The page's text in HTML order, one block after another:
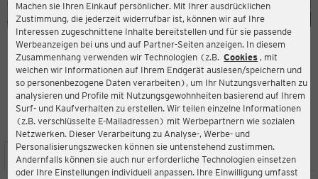
Machen sie Ihren Einkauf persönlicher. Mit Ihrer ausdrücklichen
Zustimmung, die jederzeit widerrufbar ist, können wir auf Ihre
Interessen zugeschnittene Inhalte bereitstellen und für sie passende
Werbeanzeigen bei uns und auf Partner-Seiten anzeigen. In diesem
Zusammenhang verwenden wir Technologien (z.B. Cookies , mit
welchen wir Informationen auf Ihrem Endgerät auslesen/speichern und
so personenbezogene Daten verarbeiten), um Ihr Nutzungsverhalten zu
analysieren und Profile mit Nutzungsgewohnheiten basierend auf Ihrem
Surf- und Kaufverhalten zu erstellen. Wir teilen einzelne Informationen
(z.B. verschlüsselte E-Mailadressen) mit Werbepartnern wie sozialen
Netzwerken. Dieser Verarbeitung zu Analyse-, Werbe- und
Personalisierungszwecken können sie untenstehend zustimmen.
Andernfalls können sie auch nur erforderliche Technologien einsetzen
oder Ihre Einstellungen individuell anpassen. Ihre Einwilligung umfasst
ERNSTING'S FAMILY FILIALE
Hamburger Straße 10
23795 Bad Segeberg
3,1
Bewertung:
STANDORT SERVICES SORTIMENT AKTIONEN